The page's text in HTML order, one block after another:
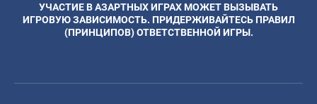
УЧАСТИЕ В АЗАРТНЫХ ИГРАХ МОЖЕТ ВЫЗЫВАТЬ
ИГРОВУЮ ЗАВИСИМОСТЬ. ПРИДЕРЖИВАЙТЕСЬ ПРАВИЛ
(ПРИНЦИПОВ) ОТВЕТСТВЕННОЙ ИГРЫ.